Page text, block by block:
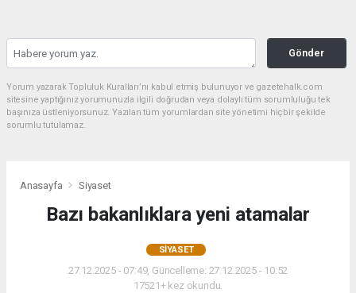
Gönder
Yorum yazarak Topluluk Kuralları’nı kabul etmiş bulunuyor ve gazetehalk.com
sitesine yaptığınız yorumunuzla ilgili doğrudan veya dolaylı tüm sorumluluğu tek
başınıza üstleniyorsunuz. Yazılan tüm yorumlardan site yönetimi hiçbir şekilde
sorumlu tutulamaz.
Anasayfa Siyaset
Bazı bakanlıklara yeni atamalar
SIYASET
27.12.2025 - 07:49, Güncelleme: 27.12.2025 - 10:52
17521+ kez okundu.